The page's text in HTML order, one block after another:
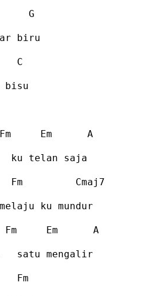
G
biru
C
bisu
Fm Em A
ku telan saja
Fm Cmaj7
ku mundur
Fm Em A
satu mengalir
Fm